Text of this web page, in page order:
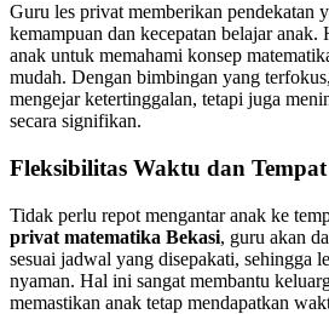
Guru les privat memberikan pendekatan
kemampuan dan kecepatan belajar
anak untuk memahami konsep
mudah. Dengan bimbingan yang
mengejar ketertinggalan, tetapi juga
secara signifikan.
Fleksibilitas Waktu dan Tempat
Tidak perlu repot mengantar anak ke
privat matematika Bekasi, guru akan
sesuai jadwal yang disepakati, sehingga
nyaman. Hal ini sangat membantu
memastikan anak tetap mendapatkan